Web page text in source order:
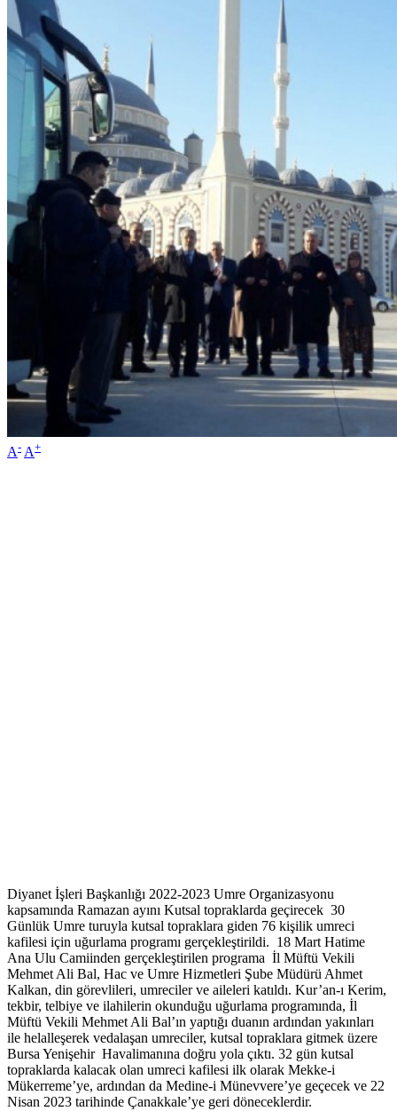
A- A+
Diyanet İşleri Başkanlığı 2022-2023 Umre Organizasyonu
kapsamında Ramazan ayını Kutsal topraklarda geçirecek 30
Günlük Umre turuyla kutsal topraklara giden 76 kişilik umreci
kafilesi için uğurlama programı gerçekleştirildi. 18 Mart Hatime
Ana Ulu Camiinden gerçekleştirilen programa İl Müftü Vekili
Mehmet Ali Bal, Hac ve Umre Hizmetleri Şube Müdürü Ahmet
Kalkan, din görevlileri, umreciler ve aileleri katıldı. Kur’an-ı Kerim,
tekbir, telbiye ve ilahilerin okunduğu uğurlama programında, İl
Müftü Vekili Mehmet Ali Bal’ın yaptığı duanın ardından yakınları
ile helalleşerek vedalaşan umreciler, kutsal topraklara gitmek üzere
Bursa Yenişehir Havalimanına doğru yola çıktı. 32 gün kutsal
topraklarda kalacak olan umreci kafilesi ilk olarak Mekke-i
Mükerreme’ye, ardından da Medine-i Münevvere’ye geçecek ve 22
Nisan 2023 tarihinde Çanakkale’ye geri döneceklerdir.